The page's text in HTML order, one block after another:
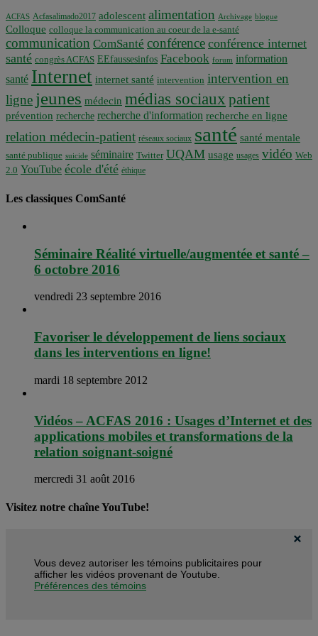
ACFAS Acfasalimado2017 adolescent alimentation Archivage blogue
Colloque colloque la communication au coeur de la e-santé
communication ComSanté conférence conférence internet
santé congrès ACFAS EEfaussesinfos Facebook forum information
santé Internet internet santé intervention intervention en
ligne jeunes médecin médias sociaux patient
prévention recherche recherche d'information recherche en ligne
relation médecin-patient réseaux sociaux santé santé mentale
santé publique suicide séminaire Twitter UQAM usage usages vidéo Web
2.0 YouTube école d'été éthique
Les classiques ComSanté
Séminaire Réalité virtuelle/augmentée et santé –
6 octobre 2016
vendredi 23 septembre 2016
Favoriser le développement de liens sociaux
dans les interventions en ligne!
mardi 18 septembre 2012
Vidéos – ACFAS 2016 : Usages d’Internet et des
applications mobiles et transformations de la
relation soignant-soigné
mercredi 31 août 2016
Visitez notre chaîne YouTube!
Vous devez autoriser les témoins publicitaires pour
afficher les vidéos provenant de Youtube.
Préférences des témoins